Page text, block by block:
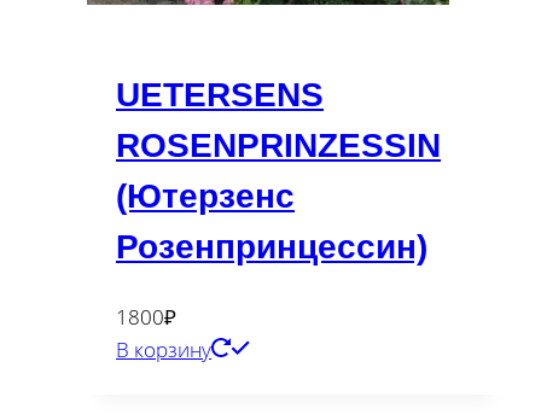
UETERSENS
ROSENPRINZESSIN
(Ютерзенс
Розенпринцессин)
1800₽
В корзину